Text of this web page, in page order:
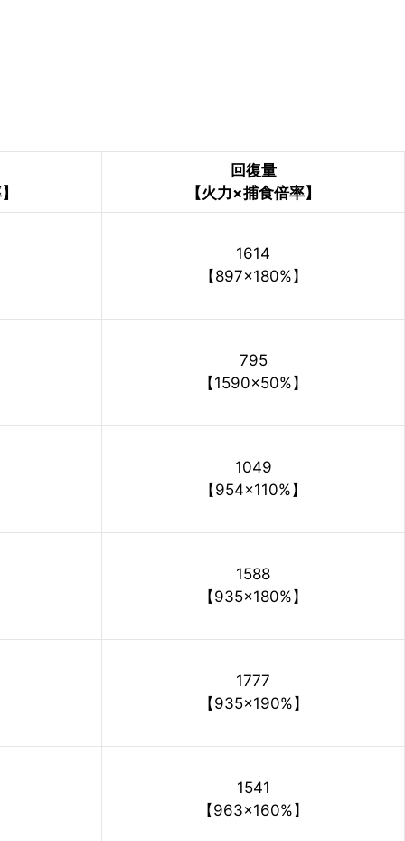
回復量
【火力×捕食倍率】
1614
【897×180%】
795
【1590×50%】
1049
【954×110%】
1588
【935×180%】
1777
【935×190%】
1541
【963×160%】